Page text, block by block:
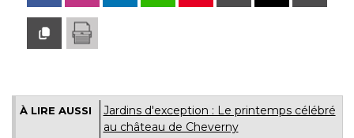
À LIRE AUSSI
Jardins d'exception : Le printemps célébré
au château de Cheverny